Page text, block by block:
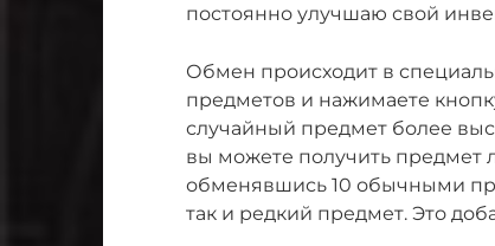
постоянно улучшаю свой
Обмен происходит в
предметов и нажимаете
случайный предмет более
вы можете получить предмет
обменявшись 10 обычными
так и редкий предмет. Это